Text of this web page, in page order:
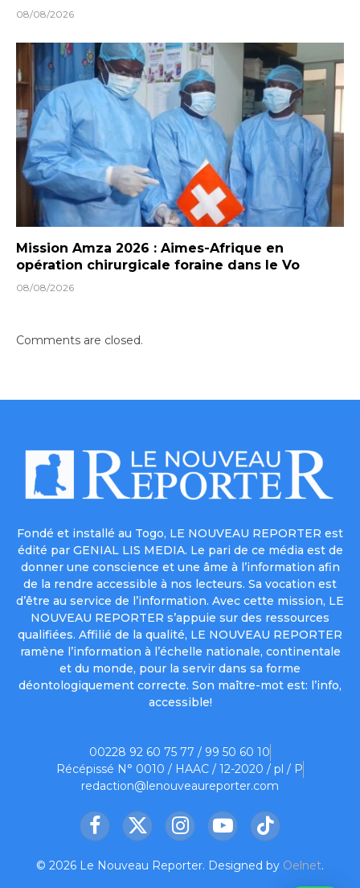
08/08/2026
Mission Amza 2026 : Aimes-Afrique en
opération chirurgicale foraine dans le Vo
08/08/2026
Comments are closed.
Fondé et installé au Togo, LE NOUVEAU REPORTER est
édité par GENIAL LIS MEDIA. Le pari de ce média est de
donner une conscience et une âme à l’information afin
de la rendre accessible à nos lecteurs. Sa vocation est
d’être au service de l’information. Avec cette mission, LE
NOUVEAU REPORTER s’appuie sur des ressources
qualifiées. Affilié de la qualité, LE NOUVEAU REPORTER
ramène l’information à l’échelle nationale, continentale
et du monde, pour la servir dans sa forme
déontologiquement correcte. Son maître-mot est: l’info,
accessible!
00228 92 60 75 77 / 99 50 60 10
Récépissé N° 0010 / HAAC / 12-2020 / pl / P
redaction@lenouveaureporter.com
Facebook
X
InstagramYouTubeTikTok
© 2026 Le Nouveau Reporter. Designed by Oelnet.